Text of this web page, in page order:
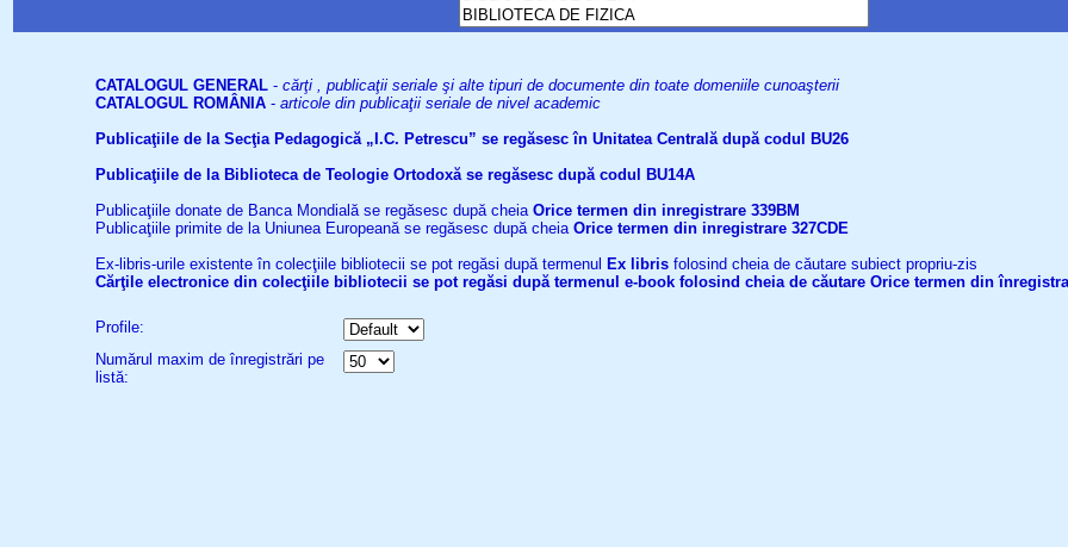
CATALOGUL GENERAL - cărţi , publicaţii seriale şi alte tipuri de documente din toate domeniile cunoaşterii
CATALOGUL ROMÂNIA - articole din publicaţii seriale de nivel academic
Publicaţiile de la Secţia Pedagogică „I.C. Petrescu” se regăsesc în Unitatea Centrală după codul BU26
Publicaţiile de la Biblioteca de Teologie Ortodoxă se regăsesc după codul BU14A
Publicaţiile donate de Banca Mondială se regăsesc după cheia Orice termen din inregistrare 339BM
Publicaţiile primite de la Uniunea Europeană se regăsesc după cheia Orice termen din inregistrare 327CDE
Ex-libris-urile existente în colecţiile bibliotecii se pot regăsi după termenul Ex libris folosind cheia de căutare subiect propriu-zis
Cărţile electronice din colecţiile bibliotecii se pot regăsi după termenul e-book folosind cheia de căutare Orice termen din
Profile:
Numărul maxim de înregistrări pe
listă: